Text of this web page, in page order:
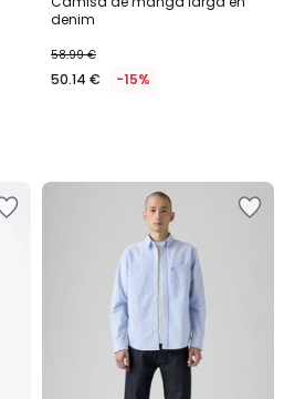
denim
58.99 €
50.14 € -15%